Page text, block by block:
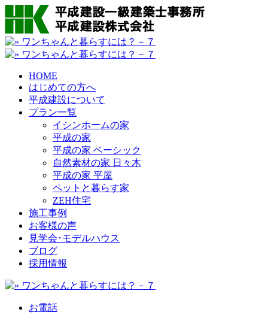
HOME
はじめての方へ
平成建設について
プラン一覧
イシンホームの家
平成の家
平成の家 ベーシック
自然素材の家 日々木
平成の家 平屋
ペットと暮らす家
ZEH住宅
施工事例
お客様の声
見学会･モデルハウス
ブログ
採用情報
お電話